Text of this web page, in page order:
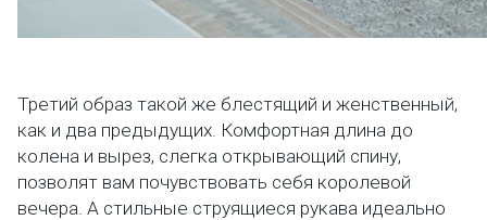
Третий образ такой же блестящий и женственный,
как и два предыдущих. Комфортная длина до
колена и вырез, слегка открывающий спину,
позволят вам почувствовать себя королевой
вечера. А стильные струящиеся рукава идеально